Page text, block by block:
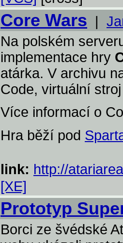
Core Wars |
Na polském
implementace hry
atárka. V archivu
Code, virtuální
Více informací o
Hra běží pod
link: http://
[XE]
Prototyp
Borci ze švédské